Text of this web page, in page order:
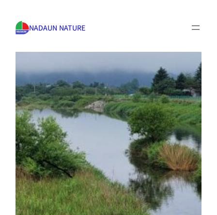
NADAUN NATURE